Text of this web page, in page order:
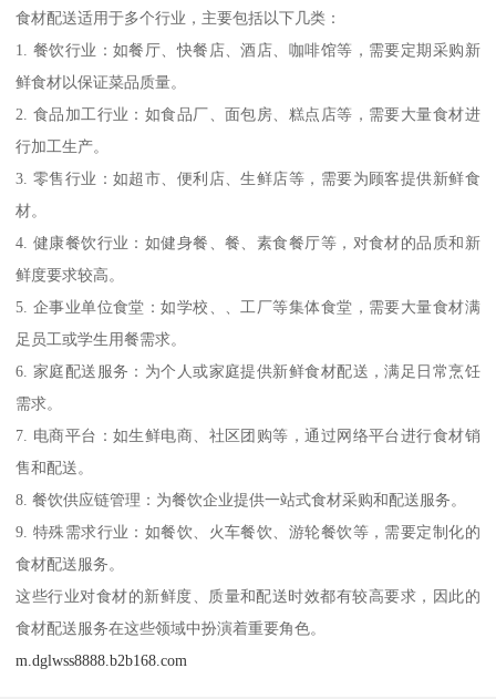
食材配送适用于多个行业，主要包括以下几类：
1. 餐饮行业：如餐厅、快餐店、酒店、咖啡馆等，需要定期采购新
鲜食材以保证菜品质量。
2. 食品加工行业：如食品厂、面包房、糕点店等，需要大量食材进
行加工生产。
3. 零售行业：如超市、便利店、生鲜店等，需要为顾客提供新鲜食
材。
4. 健康餐饮行业：如健身餐、餐、素食餐厅等，对食材的品质和新
鲜度要求较高。
5. 企事业单位食堂：如学校、、工厂等集体食堂，需要大量食材满
足员工或学生用餐需求。
6. 家庭配送服务：为个人或家庭提供新鲜食材配送，满足日常烹饪
需求。
7. 电商平台：如生鲜电商、社区团购等，通过网络平台进行食材销
售和配送。
8. 餐饮供应链管理：为餐饮企业提供一站式食材采购和配送服务。
9. 特殊需求行业：如餐饮、火车餐饮、游轮餐饮等，需要定制化的
食材配送服务。
这些行业对食材的新鲜度、质量和配送时效都有较高要求，因此的
食材配送服务在这些领域中扮演着重要角色。
m.dglwss8888.b2b168.com